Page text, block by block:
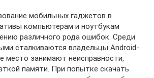
мобильных гаджетов в
компьютерам и ноутбукам
различного рода ошибок. Среди
сталкиваются владельцы Android-
место занимают неисправности,
памяти. При попытке скачать